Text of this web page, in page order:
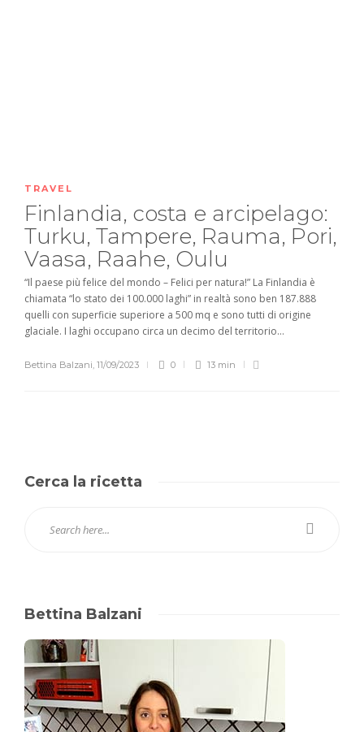
TRAVEL
Finlandia, costa e arcipelago:
Turku, Tampere, Rauma, Pori,
Vaasa, Raahe, Oulu
“Il paese più felice del mondo – Felici per natura!” La Finlandia è
chiamata “lo stato dei 100.000 laghi” in realtà sono ben 187.888
quelli con superficie superiore a 500 mq e sono tutti di origine
glaciale. I laghi occupano circa un decimo del territorio...
Bettina Balzani, 11/09/2023 0 13 min
Cerca la ricetta
Bettina Balzani